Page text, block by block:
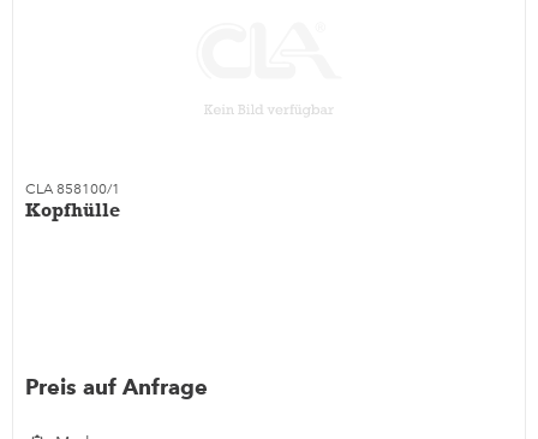
CLA 858100/1
Kopfhülle
Preis auf Anfrage